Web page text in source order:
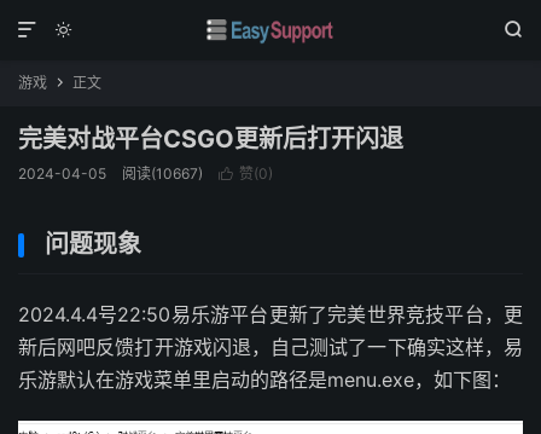
 

游戏  正文
完美对战平台CSGO更新后打开闪退
2024-04-05 阅读(10667)  赞(0)
问题现象
2024.4.4号22:50易乐游平台更新了完美世界竞技平台，更
新后网吧反馈打开游戏闪退，自己测试了一下确实这样，易
乐游默认在游戏菜单里启动的路径是menu.exe，如下图：